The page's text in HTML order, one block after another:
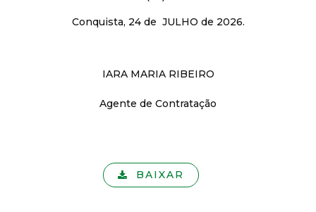
Conquista, 24 de JULHO de 2026.
IARA MARIA RIBEIRO
Agente de Contratação
BAIXAR